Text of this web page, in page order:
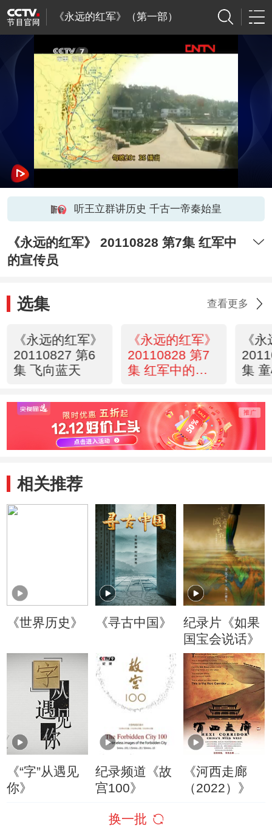
《永远的红军》（第一部）
听王立群讲历史 千古一帝秦始皇
《永远的红军》 20110828 第7集 红军中
的宣传员
选集 查看更多
《永远的红军》
20110827 第6
集 飞向蓝天
《永远的红军》
20110828 第7
集 红军中的宣
《
集
相关推荐
《世界历史》 《寻古中国》
纪录片《如果
国宝会说话》
《“字”从遇见
你》
纪录频道《故
宫100》
《河西走廊
（2022）》
换一批